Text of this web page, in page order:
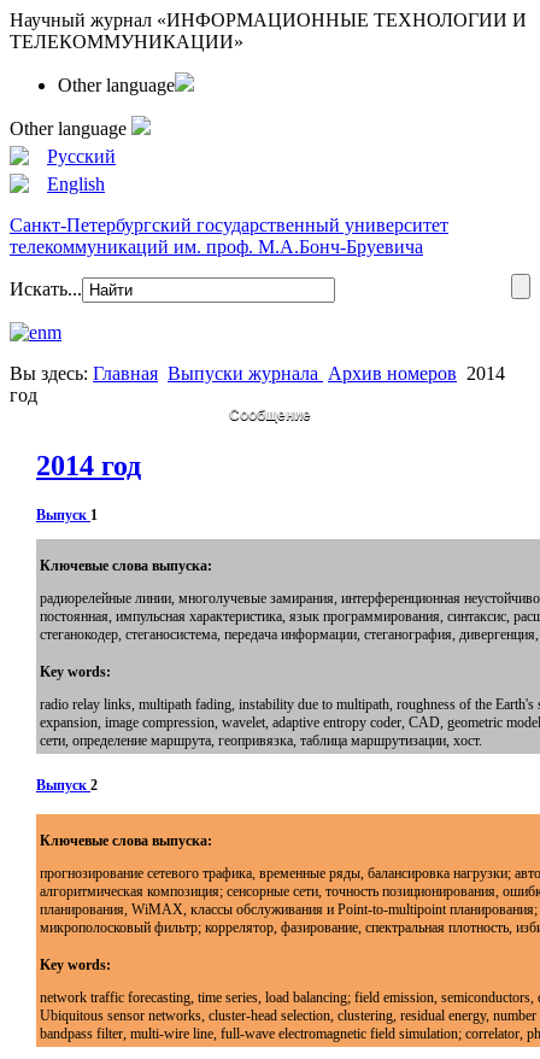
Научный журнал «ИНФОРМАЦИОННЫЕ ТЕХНОЛОГИИ И
ТЕЛЕКОММУНИКАЦИИ»
Other language
Other language
Русский
English
Санкт-Петербургский государственный университет
телекоммуникаций им. проф. М.А.Бонч-Бруевича
Искать...
Вы здесь: Главная Выпуски журнала Архив номеров 2014
год
Сообщение
2014 год
Выпуск 1
Ключевые слова выпуска:
радиорелейные линии, многолучевые замирания, интерференционная
постоянная, импульсная характеристика, язык программирования, синтаксис,
стеганокодер, стеганосистема, передача информации, стеганография,
Key words:
radio relay links, multipath fading, instability due to multipath, roughness of the
expansion, image compression, wavelet, adaptive entropy coder, CAD, geometric
сети, определение маршрута, геопривязка, таблица маршрутизации, хост.
Выпуск 2
Ключевые слова выпуска:
прогнозирование сетевого трафика, временные ряды, балансировка нагрузки;
алгоритмическая композиция; сенсорные сети, точность позиционирования,
планирования, WiMAX, классы обслуживания и Point-to-multipoint
микрополосковый фильтр; коррелятор, фазирование, спектральная плотность,
Key words:
network traffic forecasting, time series, load balancing; field emission,
Ubiquitous sensor networks, cluster-head selection, clustering, residual energy,
bandpass filter, multi-wire line, full-wave electromagnetic field simulation; correlator,